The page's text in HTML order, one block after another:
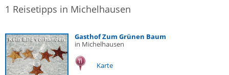
1 Reisetipps in Michelhausen
Gasthof Zum Grünen Baum
in Michelhausen
Karte